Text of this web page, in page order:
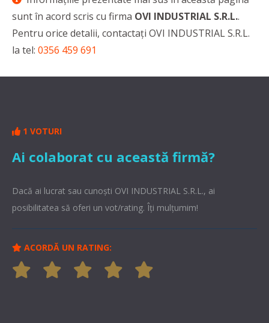
sunt în acord scris cu firma OVI INDUSTRIAL S.R.L..
Pentru orice detalii, contactaţi OVI INDUSTRIAL S.R.L.
la tel: 0356 459 691
1 VOTURI
Ai colaborat cu această firmă?
Dacă ai lucrat sau cunoşti OVI INDUSTRIAL S.R.L., ai
posibilitatea să oferi un vot/rating. Îți mulțumim!
ACORDĂ UN RATING: